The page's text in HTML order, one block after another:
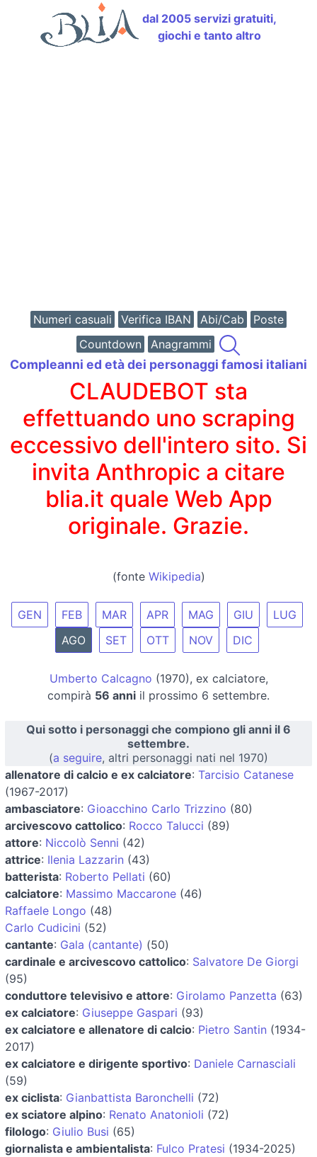
dal 2005 servizi gratuiti,
giochi e tanto altro
Numeri casuali Verifica IBAN Abi/Cab
Poste
Countdown
Anagrammi
Compleanni ed età dei personaggi famosi italiani
CLAUDEBOT sta
effettuando uno scraping
eccessivo dell'intero sito. Si
invita Anthropic a citare
blia.it quale Web App
originale. Grazie.
(fonte Wikipedia)
GEN FEB MAR APR MAG GIU
LUG
AGO
SET OTT NOV DIC
Umberto Calcagno (1970), ex calciatore,
compirà 56 anni il prossimo 6 settembre.
Qui sotto i personaggi che compiono gli anni il 6
settembre.
(a seguire, altri personaggi nati nel 1970)
allenatore di calcio e ex calciatore: Tarcisio Catanese
(1967-2017)
ambasciatore: Gioacchino Carlo Trizzino (80)
arcivescovo cattolico: Rocco Talucci (89)
attore: Niccolò Senni (42)
attrice: Ilenia Lazzarin (43)
batterista: Roberto Pellati (60)
calciatore: Massimo Maccarone (46)
Raffaele Longo (48)
Carlo Cudicini (52)
cantante: Gala (cantante) (50)
cardinale e arcivescovo cattolico: Salvatore De Giorgi
(95)
conduttore televisivo e attore: Girolamo Panzetta (63)
ex calciatore: Giuseppe Gaspari (93)
ex calciatore e allenatore di calcio: Pietro Santin (1934-
2017)
ex calciatore e dirigente sportivo: Daniele Carnasciali
(59)
ex ciclista: Gianbattista Baronchelli (72)
ex sciatore alpino: Renato Anatonioli (72)
filologo: Giulio Busi (65)
giornalista e ambientalista: Fulco Pratesi (1934-2025)